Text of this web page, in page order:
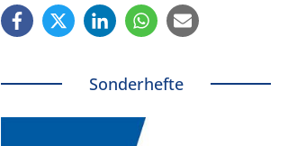
Sonderhefte